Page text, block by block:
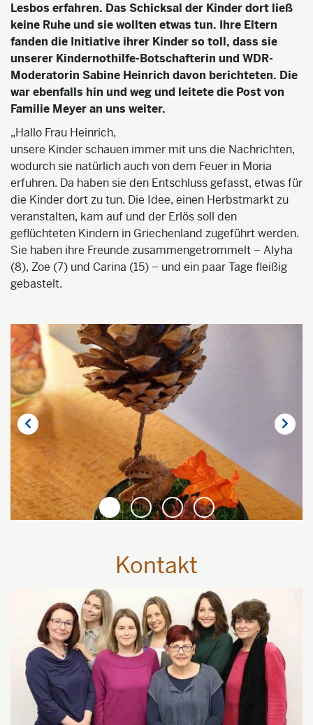
Lesbos erfahren. Das Schicksal der Kinder dort ließ
keine Ruhe und sie wollten etwas tun. Ihre Eltern
fanden die Initiative ihrer Kinder so toll, dass sie
unserer Kindernothilfe-Botschafterin und WDR-
Moderatorin Sabine Heinrich davon berichteten. Die
war ebenfalls hin und weg und leitete die Post von
Familie Meyer an uns weiter.
„Hallo Frau Heinrich,
unsere Kinder schauen immer mit uns die Nachrichten,
wodurch sie natürlich auch von dem Feuer in Moria
erfuhren. Da haben sie den Entschluss gefasst, etwas für
die Kinder dort zu tun. Die Idee, einen Herbstmarkt zu
veranstalten, kam auf und der Erlös soll den
geflüchteten Kindern in Griechenland zugeführt werden.
Sie haben ihre Freunde zusammengetrommelt – Alyha
(8), Zoe (7) und Carina (15) – und ein paar Tage fleißig
gebastelt.
2 3 4
Kontakt